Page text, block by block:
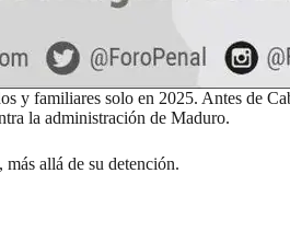
y familiares solo en 2025. Antes de
la administración de Maduro.
, más allá de su detención.